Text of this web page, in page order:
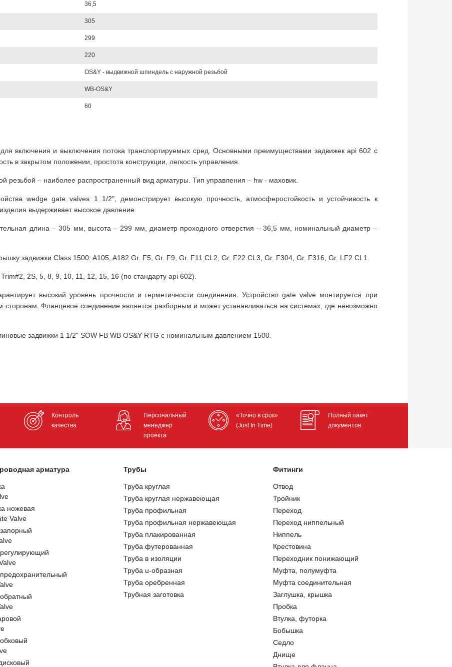
36,5
305
299
220
OS&Y - выдвижной шпиндель с наружной резьбой
WB-OS&Y
60
включения и выключения потока транспортируемых сред. Основными преимуществами задвижек api 602 с
в закрытом положении, простота конструкции, легкость управления.
резьбой – наиболее распространенный вид арматуры. Тип управления – hw - маховик.
wedge gate valves 1 1/2", демонстрирует высокую прочность, атмосферостойкость и устойчивость к
выдерживает высокое давление.
длина – 305 мм, высота – 299 мм, диаметр проходного отверстия – 36,5 мм, номинальный диаметр –
задвижки Class 1500: A105, A182 Gr. F5, Gr. F9, Gr. F11 CL2, Gr. F22 CL3, Gr. F304, Gr. F316, Gr. LF2 CL1.
2S, 5, 8, 9, 10, 11, 12, 15, 16 (по стандарту api 602).
высокий уровень прочности и герметичности соединения. Устройство gate valve монтируется при
Фланцевое соединение является разборным и может устанавливаться на системах, где невозможно
задвижки 1 1/2" SOW FB WB OS&Y RTG с номинальным давлением 1500.
Контроль
качества
Персональный
менеджер
проекта
«Точно в срок»
(Just In Time)
Полный пакет
документов
арматура
ножевая
Valve
Трубы
Труба круглая
Труба круглая нержавеющая
Труба профильная
Труба профильная нержавеющая
Труба плакированная
Труба футерованная
Труба в изоляции
Труба u-образная
Труба оребренная
Трубная заготовка
Фитинги
Отвод
Тройник
Переход
Переход ниппельный
Ниппель
Крестовина
Переходник понижающий
Муфта, полумуфта
Муфта соединительная
Заглушка, крышка
Пробка
Втулка, футорка
Бобышка
Седло
Днище